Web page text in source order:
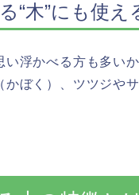
木”にも使え
浮かべる方も多い
かぼく）、ツツジや